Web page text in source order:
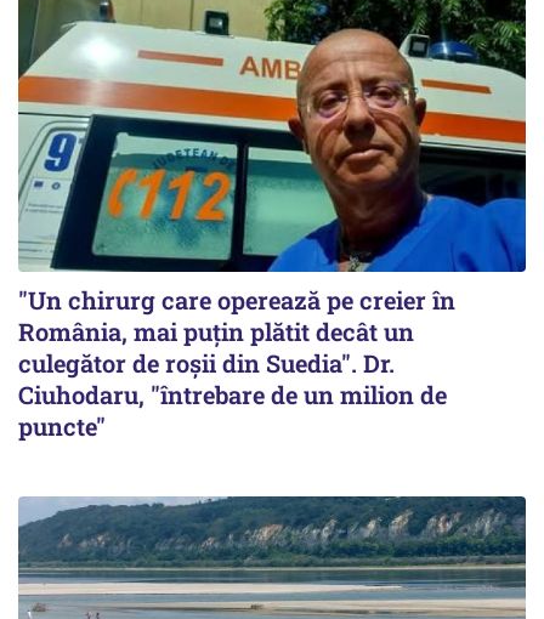
"Un chirurg care operează pe creier în
România, mai puțin plătit decât un
culegător de roșii din Suedia". Dr.
Ciuhodaru, "întrebare de un milion de
puncte"